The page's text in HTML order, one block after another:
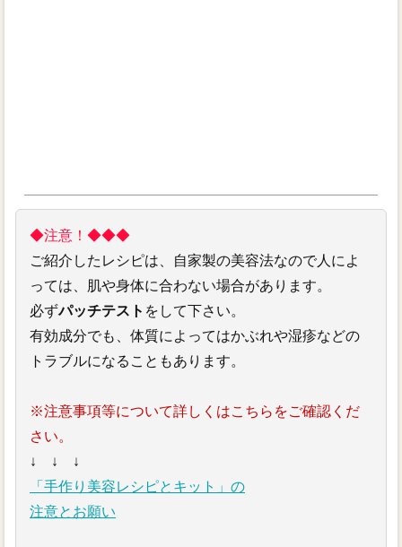
◆注意！◆◆◆
ご紹介したレシピは、自家製の美容法なので人によ
っては、肌や身体に合わない場合があります。
必ずパッチテスト をして下さい。
有効成分でも、体質によってはかぶれや湿疹などの
トラブルになることもあります。
※注意事項等について詳しくはこちらをご確認くだ
さい。
↓ ↓ ↓
「手作り美容レシピとキット」の
注意とお願い